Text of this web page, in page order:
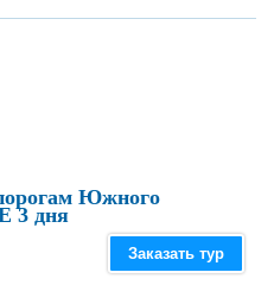
Южного
3 дня
Заказать тур